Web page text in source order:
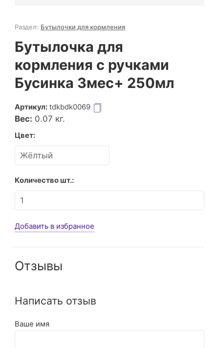
Раздел: Бутылочки для кормления
Бутылочка для
кормления с ручками
Бусинка 3мес+ 250мл
Артикул: tdkbdk0069
Вес: 0.07 кг.
Цвет:
Количество шт.:
Добавить в избранное
Отзывы
Написать отзыв
Ваше имя